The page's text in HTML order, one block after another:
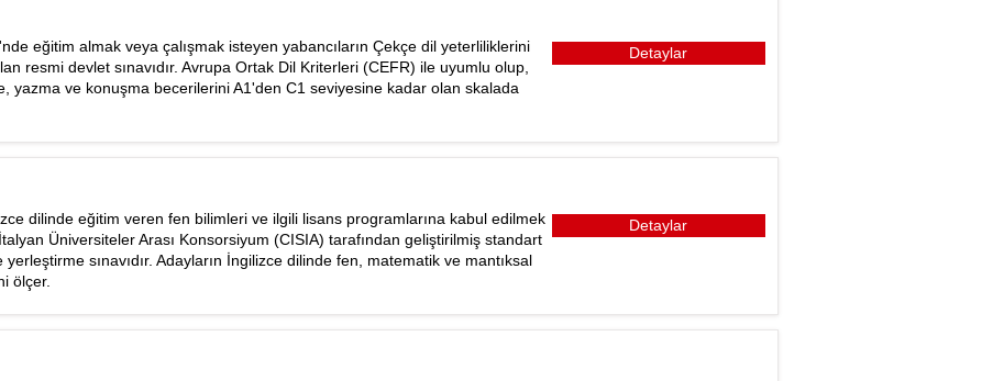
eğitim almak veya çalışmak isteyen yabancıların Çekçe dil yeterliliklerini
resmi devlet sınavıdır. Avrupa Ortak Dil Kriterleri (CEFR) ile uyumlu olup,
yazma ve konuşma becerilerini A1'den C1 seviyesine kadar olan skalada
Detaylar
dilinde eğitim veren fen bilimleri ve ilgili lisans programlarına kabul edilmek
Üniversiteler Arası Konsorsiyum (CISIA) tarafından geliştirilmiş standart
sınavıdır. Adayların İngilizce dilinde fen, matematik ve mantıksal
ölçer.
Detaylar